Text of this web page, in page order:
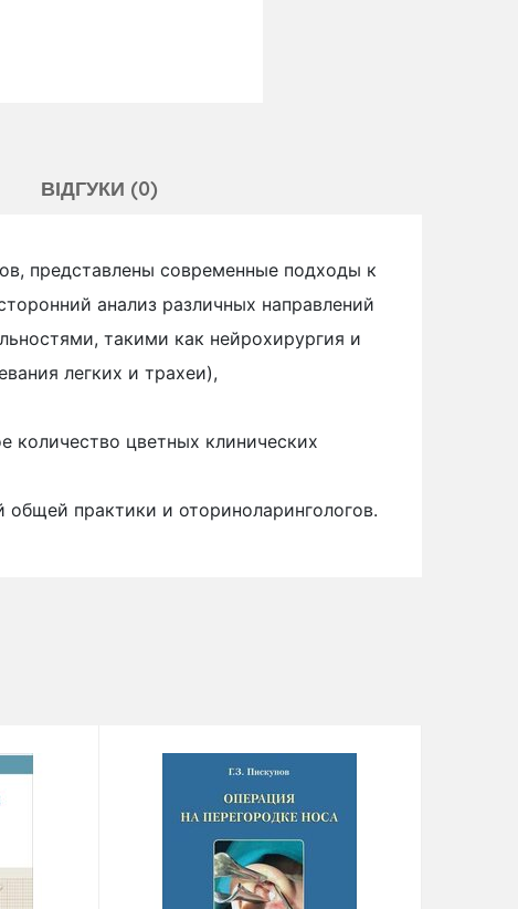
ВІДГУКИ (0)
представлены современные подходы к
анализ различных направлений
такими как нейрохирургия и
легких и трахеи),
цветных клинических
общей практики и оториноларингологов.